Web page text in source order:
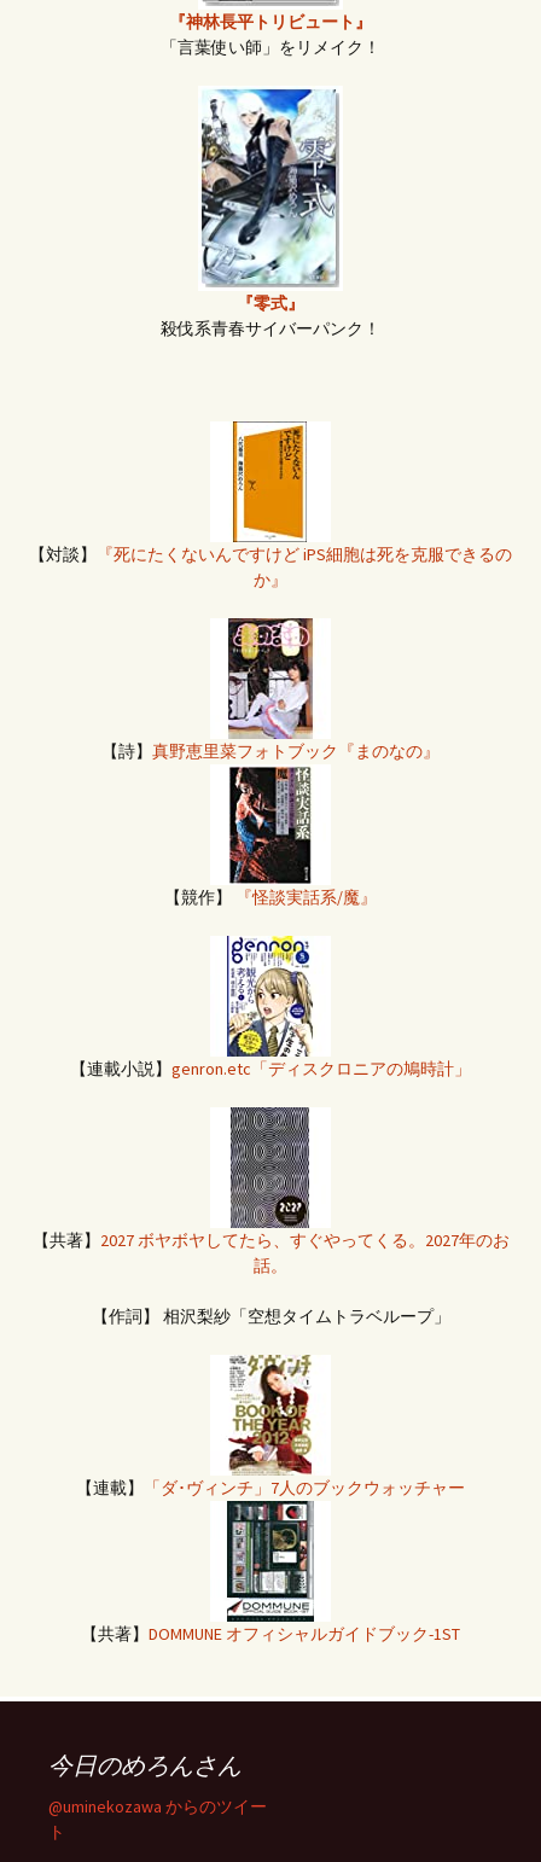
『神林長平トリビュート』
「言葉使い師」をリメイク！
『零式』
殺伐系青春サイバーパンク！
【対談】
『死にたくないんですけど iPS細胞は死を克服できるの
か』
【詩】 真野恵里菜フォトブック『まのなの』
【競作】 『怪談実話系/魔』
【連載小説】 genron.etc「ディスクロニアの鳩時計」
【共著】 2027 ボヤボヤしてたら、すぐやってくる。2027年のお
話。
【作詞】 相沢梨紗「空想タイムトラベループ」
【連載】 「ダ･ヴィンチ」7人のブックウォッチャー
【共著】 DOMMUNE オフィシャルガイドブック-1ST
今日のめろんさん
@uminekozawa からのツイー
ト